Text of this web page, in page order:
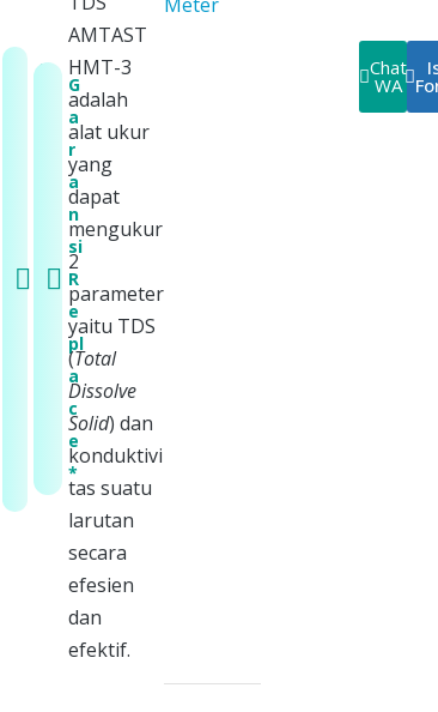
G
*
G
a
r
a
n
si
R
e
pl
a
c
e
*
AMTAST
HMT-3
adalah
alat ukur
yang
dapat
mengukur
2
parameter
yaitu TDS
(Total
Dissolve
Solid) dan
konduktivi
tas suatu
larutan
secara
efesien
dan
efektif.
Chat
WA